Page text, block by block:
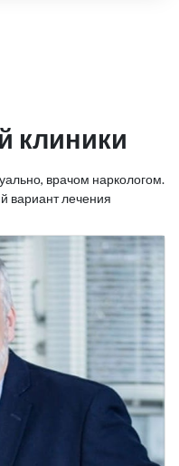
клиники
врачом наркологом.
вариант лечения